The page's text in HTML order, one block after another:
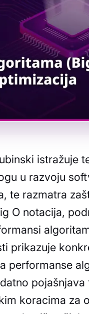
istražuje
u razvoju
te razmatra
O notacija,
prikazuje
performanse
pojašnjava
koracima za